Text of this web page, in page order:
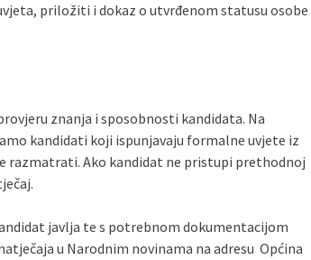
priložiti i dokaz o utvrđenom statusu osobe
znanja i sposobnosti kandidata. Na
kandidati koji ispunjavaju formalne uvjete iz
razmatrati. Ako kandidat ne pristupi prethodnoj
javlja te s potrebnom dokumentacijom
u Narodnim novinama na adresu Općina